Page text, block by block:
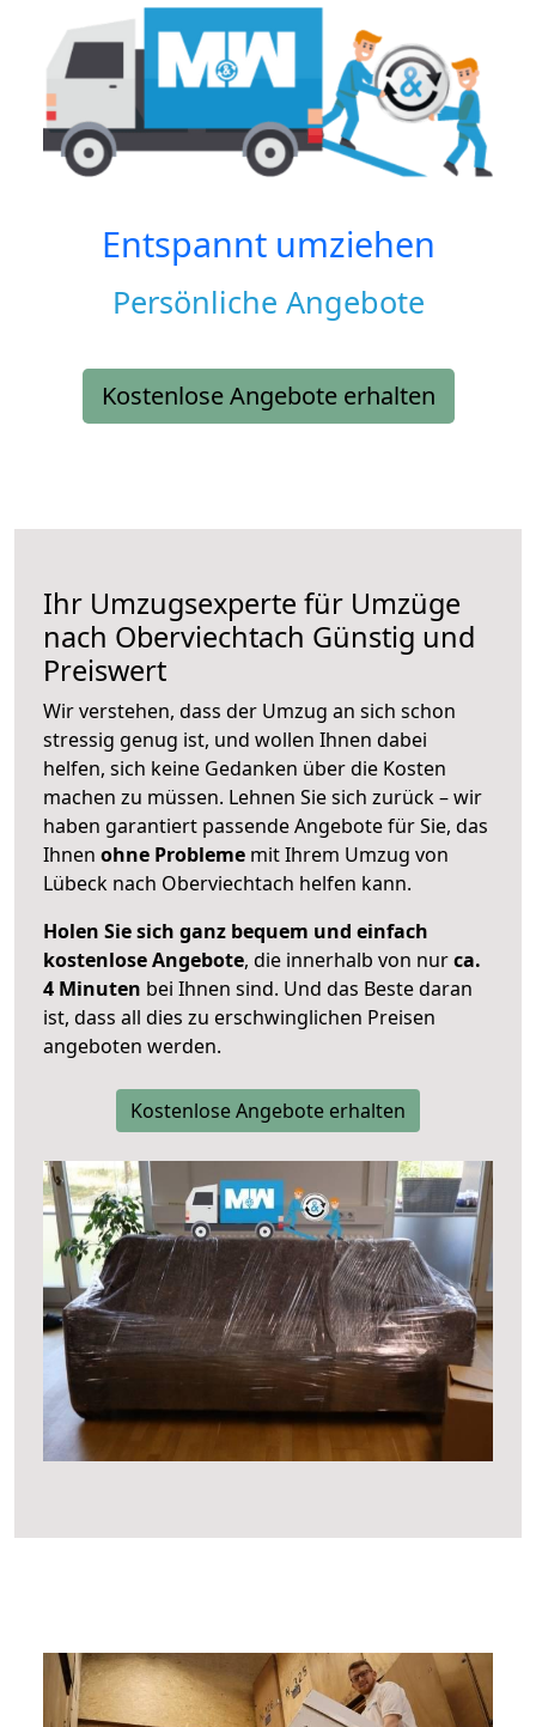
Entspannt umziehen
Persönliche Angebote
Kostenlose Angebote erhalten
Ihr Umzugsexperte für Umzüge
nach Oberviechtach Günstig und
Preiswert
Wir verstehen, dass der Umzug an sich schon
stressig genug ist, und wollen Ihnen dabei
helfen, sich keine Gedanken über die Kosten
machen zu müssen. Lehnen Sie sich zurück – wir
haben garantiert passende Angebote für Sie, das
Ihnen ohne Probleme mit Ihrem Umzug von
Lübeck nach Oberviechtach helfen kann.
Holen Sie sich ganz bequem und einfach
kostenlose Angebote, die innerhalb von nurca.
4 Minuten bei Ihnen sind. Und das Beste daran
ist, dass all dies zu erschwinglichen Preisen
angeboten werden.
Kostenlose Angebote erhalten